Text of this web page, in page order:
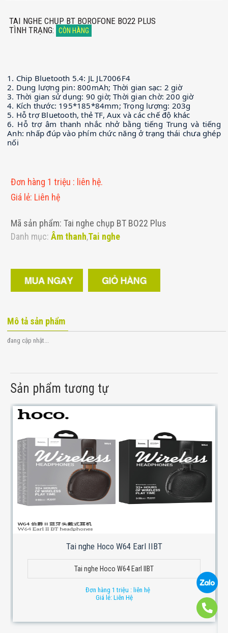
TAI NGHE CHỤP BT BOROFONE BO22 PLUS
TÌNH TRẠNG: CÒN HÀNG
1. Chip Bluetooth 5.4: JL JL7006F4
2. Dung lượng pin: 800mAh; Thời gian sạc: 2 giờ
3. Thời gian sử dụng: 90 giờ; Thời gian chờ: 200 giờ
4. Kích thước: 195*185*84mm; Trọng lượng: 203g
5. Hỗ trợ Bluetooth, thẻ TF, Aux và các chế độ khác
6. Hỗ trợ âm thanh nhắc nhở bằng tiếng Trung và tiếng
Anh: nhấp đúp vào phím chức năng ở trạng thái chưa ghép
nối
Đơn hàng 1 triệu : liên hệ.
Giá lẻ: Liên hệ
Mã sản phẩm: Tai nghe chụp BT BO22 Plus
Danh mục:Âm thanh,Tai nghe
Mô tả sản phẩm
đang cập nhật...
Sản phẩm tương tự
Tai nghe Hoco W64 Earl IIBT
Tai nghe Hoco W64 Earl IIBT
Đơn hàng 1 triệu : liên hệ
Giá lẻ: Liên Hệ